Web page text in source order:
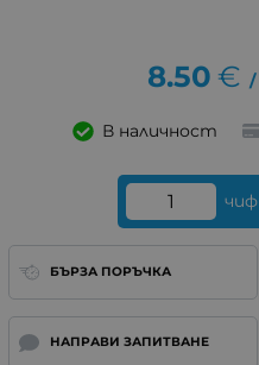
8.50 € /
В наличност
чиф
БЪРЗА ПОРЪЧКА
НАПРАВИ ЗАПИТВАНЕ